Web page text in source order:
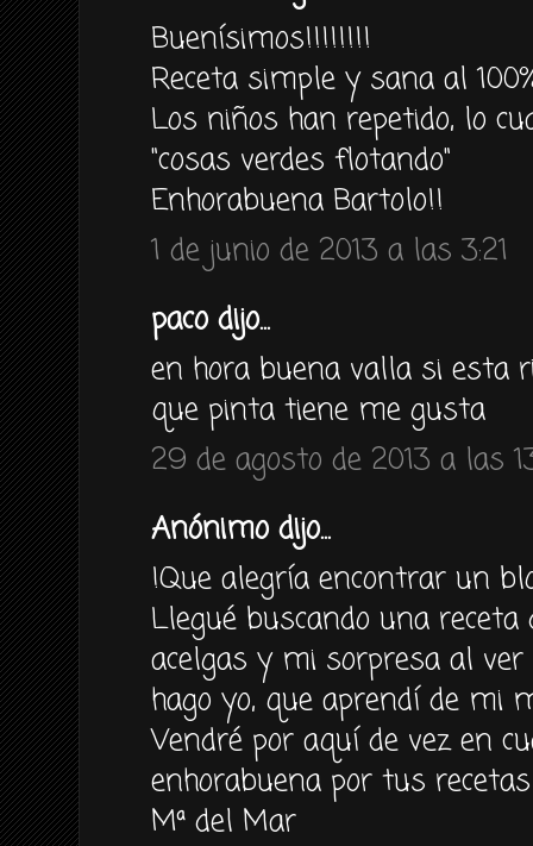
Buenísimos!!!!!!!!
Receta simple y sana al
Los niños han repetido, lo
"cosas verdes flotando"
Enhorabuena Bartolo!!
1 de junio de 2013 a las 3:21
paco dijo...
en hora buena valla si esta
que pinta tiene me gusta
29 de agosto de 2013 a las
Anónimo dijo...
!Que alegría encontrar un
Llegué buscando una receta
acelgas y mi sorpresa al
hago yo, que aprendí de mi
Vendré por aquí de vez en
enhorabuena por tus
Mª del Mar